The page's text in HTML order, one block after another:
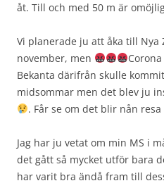
åt. Till och med 50 m är
Vi planerade ju att åka till Nya
november, men
Bekanta därifrån skulle
midsommar men det blev ju
. Får se om det blir nån
Jag har ju vetat om min MS i
det gått så mycket utför bara
har varit bra ändå fram till